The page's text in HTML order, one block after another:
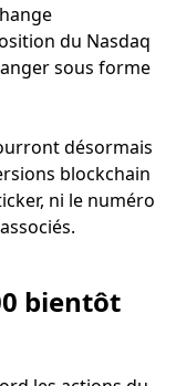
du Nasdaq
sous forme
désormais
blockchain
ni le numéro
bientôt